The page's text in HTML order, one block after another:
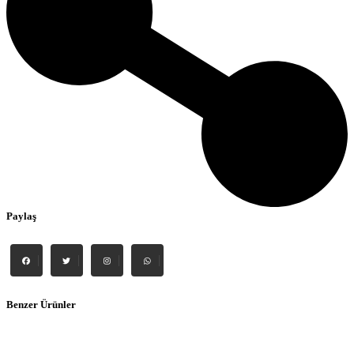
Paylaş
Benzer Ürünler